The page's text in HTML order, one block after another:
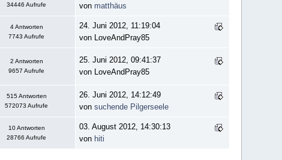
34446 Aufrufe
von matthäus
4 Antworten
7743 Aufrufe
24. Juni 2012, 11:19:04
von LoveAndPray85
2 Antworten
9657 Aufrufe
25. Juni 2012, 09:41:37
von LoveAndPray85
515 Antworten
572073 Aufrufe
26. Juni 2012, 14:12:49
vonsuchende Pilgerseele
10 Antworten
28766 Aufrufe
03. August 2012, 14:30:13
von hiti